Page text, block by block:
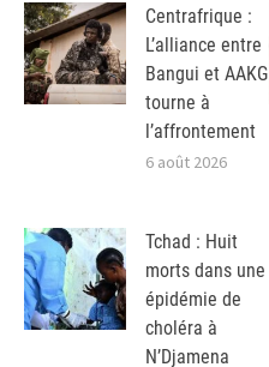
Centrafrique :
L’alliance entre
Bangui et AAKG
tourne à
l’affrontement
6 août 2026
Tchad : Huit
morts dans une
épidémie de
choléra à
N’Djamena